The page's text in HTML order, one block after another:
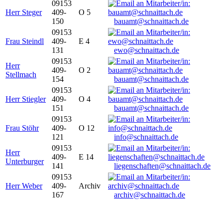
Herr Steger
09153
409-
150
O 5
bauamt@schnaittach.de
Frau Steindl
09153
409-
131
E 4
ewo@schnaittach.de
Herr
Stellmach
09153
409-
154
O 2
bauamt@schnaittach.de
Herr Stiegler
09153
409-
151
O 4
bauamt@schnaittach.de
Frau Stöhr
09153
409-
121
O 12
info@schnaittach.de
Herr
Unterburger
09153
409-
141
E 14
liegenschaften@schnaittach.de
Herr Weber
09153
409-
167
Archiv
archiv@schnaittach.de